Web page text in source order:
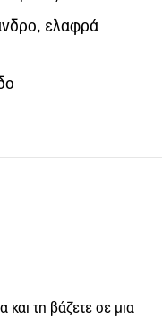
ελαφρά
και τη βάζετε σε μια